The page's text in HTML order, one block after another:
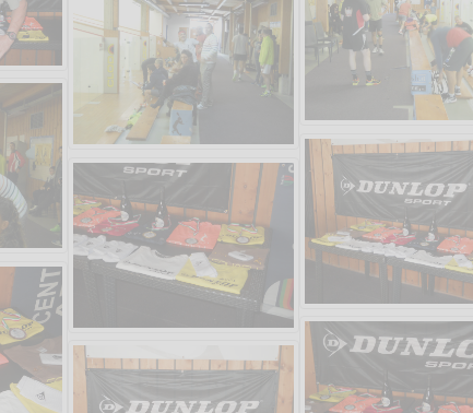
Grazie
Vanessa Catalano